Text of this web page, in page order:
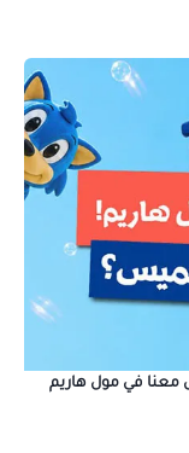
معنا في مول هاريم